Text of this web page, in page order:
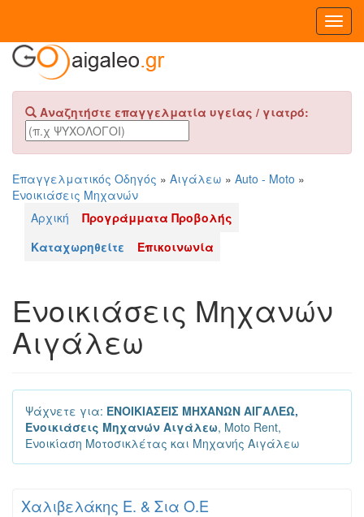
Αναζητήστε επαγγελματία υγείας / γιατρό:
Επαγγελματικός Οδηγός » Αιγάλεω » Auto - Moto »
Ενοικιάσεις Μηχανών
Αρχική
Προγράμματα Προβολής
Καταχωρηθείτε
Επικοινωνία
Ενοικιάσεις Μηχανών
Αιγάλεω
Ψάχνετε για: ΕΝΟΙΚΙΑΣΕΙΣ ΜΗΧΑΝΩΝ ΑΙΓΑΛΕΩ,
Ενοικιάσεις Μηχανών Αιγάλεω, Moto Rent,
Ενοικίαση Μοτοσικλέτας και Μηχανής Αιγάλεω
Χαλιβελάκης Ε. & Σια Ο.Ε